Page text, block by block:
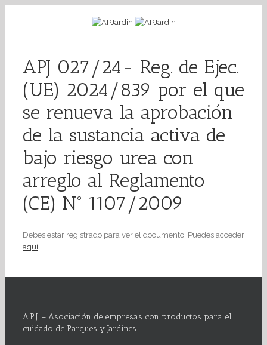
APJ 027/24- Reg. de Ejec.
(UE) 2024/839 por el que
se renueva la aprobación
de la sustancia activa de
bajo riesgo urea con
arreglo al Reglamento
(CE) Nº 1107/2009
Debes estar registrado para ver el documento. Puedes acceder
aquí.
A.P.J. – Asociación de empresas con productos para el
cuidado de Parques y Jardines